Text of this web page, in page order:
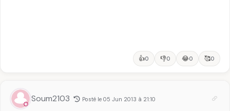
👍0 👎0 😂0 🥰0
Soum2103 Posté le 05 Jun 2013 à 21:10